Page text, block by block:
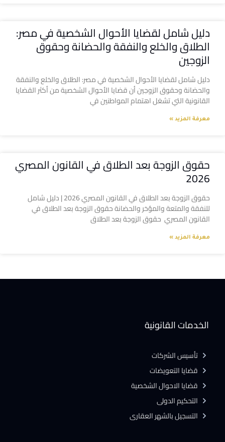
دليل شامل لقضايا الأحوال الشخصية في مصر:
الطلاق والخلع والنفقة والحضانة وحقوق
الزوجين
دليل شامل لقضايا الأحوال الشخصية في مصر: الطلاق والخلع والنفقة
والحضانة وحقوق الزوجين أن قضايا الأحوال الشخصية من أكثر القضايا
القانونية التي تشغل اهتمام المواطنين في
معرفة المزيد »
حقوق الزوجة بعد الطلاق في القانون المصري
2026
حقوق الزوجة بعد الطلاق في القانون المصري 2026 | دليل شامل
للنفقة والمتعة والمؤخر والحضانة حقوق الزوجة بعد الطلاق في
القانون المصري حقوق الزوجة بعد الطلاق
معرفة المزيد »
الخدمات القانونية
تأسيس الشركات
قضايا التعويضات
قضايا الاحوال الشخصية
التحكيم الدولى
التسجيل بالشهر العقارى